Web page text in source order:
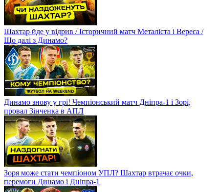
Шахтар йде у відрив / Історичний матч Металіста і Вереса /
Що далі з Динамо?
Динамо знову у грі! Чемпіонський матч Дніпра-1 і Зорі,
провал Зінченка в АПЛ
Зоря може стати чемпіоном УПЛ? Шахтар втрачає очки,
перемоги Динамо і Дніпра-1